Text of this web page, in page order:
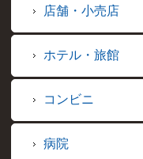
店舗・小売店
ホテル・旅館
コンビニ
病院